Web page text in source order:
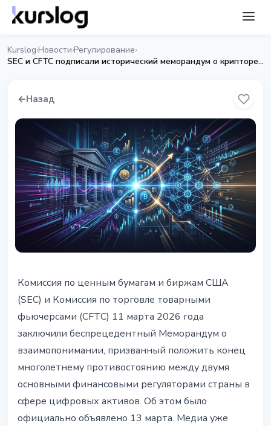
Kurslog›Новости›Регулирование›
SEC и CFTC подписали исторический меморандум о крипторегулировании
←Назад
SEC и CFTC подписали
исторический меморандум о
крипторегулировании
14 марта 2026 г.4 мин чтения
Наталия Дорофеева
Комиссия по ценным бумагам и биржам США
(SEC) и Комиссия по торговле товарными
фьючерсами (CFTC) 11 марта 2026 года
заключили беспрецедентный Меморандум о
взаимопонимании, призванный положить конец
многолетнему противостоянию между двумя
основными финансовыми регуляторами страны в
сфере цифровых активов. Об этом было
официально объявлено 13 марта. Медиа уже